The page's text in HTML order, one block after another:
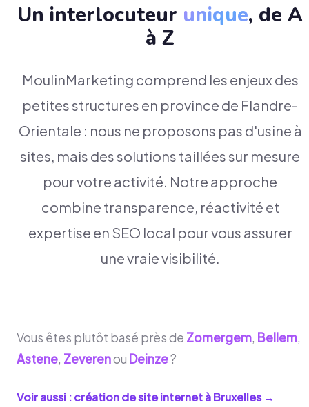
Un interlocuteur unique, de A
à Z
MoulinMarketing comprend les enjeux des
petites structures en province de Flandre-
Orientale : nous ne proposons pas d'usine à
sites, mais des solutions taillées sur mesure
pour votre activité. Notre approche
combine transparence, réactivité et
expertise en SEO local pour vous assurer
une vraie visibilité.
Vous êtes plutôt basé près de Zomergem, Bellem,
Astene, Zeverenou Deinze?
Voir aussi : création de site internet àBruxelles→